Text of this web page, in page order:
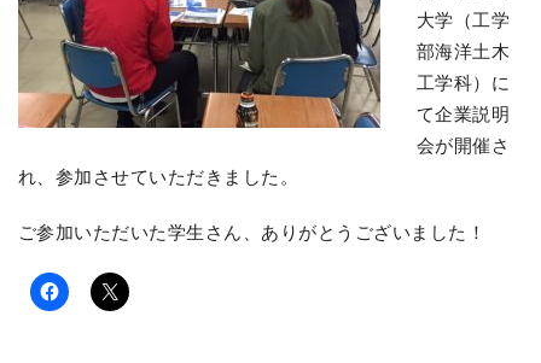
大学（工学
部海洋土木
工学科）に
て企業説明
会が開催さ
れ、参加させていただきました。
ご参加いただいた学生さん、ありがとうございました！